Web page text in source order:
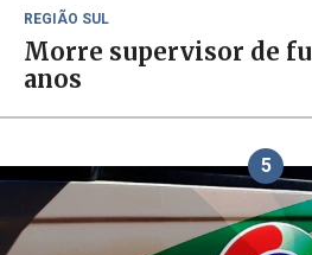
REGIÃO SUL
Morre supervisor de
anos
5